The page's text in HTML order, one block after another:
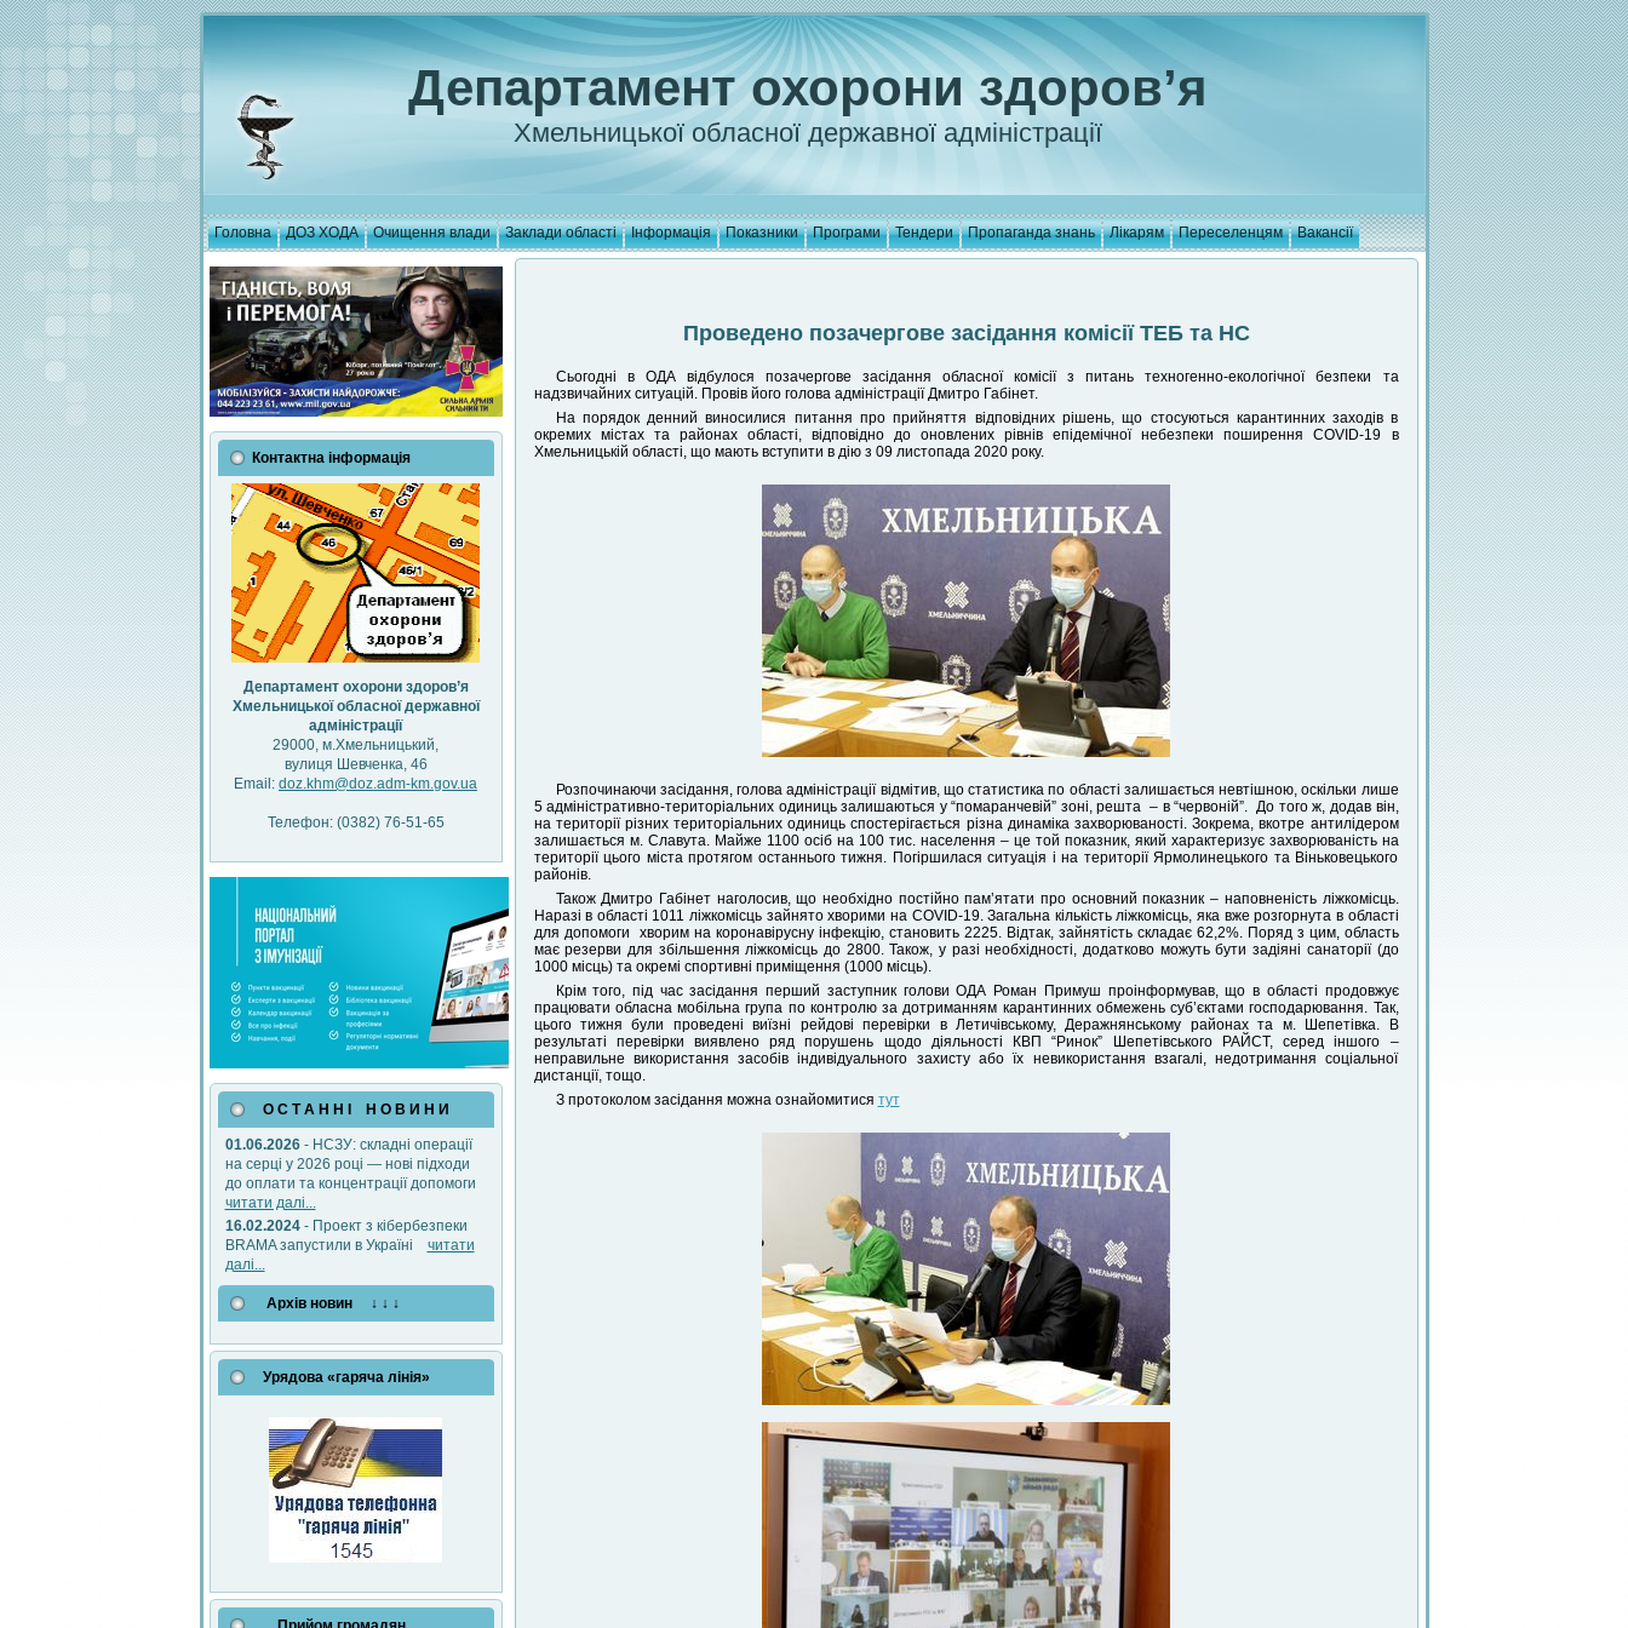
Департамент охорони здоров’я
Хмельницької обласної державної адміністрації
Головна ДОЗ ХОДА Очищення влади Заклади області Інформація Показники Програми Тендери Пропаганда знань Лікарям Переселенцям Вакансії
Контактна інформація
Департамент охорони здоров’я
Хмельницької обласної державної
адміністрації
29000, м.Хмельницький,
вулиця Шевченка, 46
Email: doz.khm@doz.adm-km.gov.ua
Телефон: (0382) 76-51-65
О С Т А Н Н І Н О В И Н И
01.06.2026- НСЗУ: складні операції
на серці у 2026 році — нові підходи
до оплати та концентрації допомоги
читати далі...
16.02.2024- Проект з кібербезпеки
BRAMA запустили в Україні читати
далі...
Архів новин ↓ ↓ ↓
Урядова «гаряча лінія»
Проведено позачергове засідання комісії ТЕБ та НС
Сьогодні в ОДА відбулося позачергове засідання обласної комісії з питань техногенно-екологічної безпеки та
надзвичайних ситуацій. Провів його голова адміністрації Дмитро Габінет.
На порядок денний виносилися питання про прийняття відповідних рішень, що стосуються карантинних заходів в
окремих містах та районах області, відповідно до оновлених рівнів епідемічної небезпеки поширення COVID-19 в
Хмельницькій області, що мають вступити в дію з 09 листопада 2020 року.
Розпочинаючи засідання, голова адміністрації відмітив, що статистика по області залишається невтішною, оскільки лише
5 адміністративно-територіальних одиниць залишаються у “помаранчевій” зоні, решта – в “червоній”. До того ж, додав він,
на території різних територіальних одиниць спостерігається різна динаміка захворюваності. Зокрема, вкотре антилідером
залишається м. Славута. Майже 1100 осіб на 100 тис. населення – це той показник, який характеризує захворюваність на
території цього міста протягом останнього тижня. Погіршилася ситуація і на території Ярмолинецького та Віньковецького
районів.
Також Дмитро Габінет наголосив, що необхідно постійно пам’ятати про основний показник – наповненість ліжкомісць.
Наразі в області 1011 ліжкомісць зайнято хворими на COVID-19. Загальна кількість ліжкомісць, яка вже розгорнута в області
для допомоги хворим на коронавірусну інфекцію, становить 2225. Відтак, зайнятість складає 62,2%. Поряд з цим, область
має резерви для збільшення ліжкомісць до 2800. Також, у разі необхідності, додатково можуть бути задіяні санаторії (до
1000 місць) та окремі спортивні приміщення (1000 місць).
Крім того, під час засідання перший заступник голови ОДА Роман Примуш проінформував, що в області продовжує
працювати обласна мобільна група по контролю за дотриманням карантинних обмежень суб’єктами господарювання. Так,
цього тижня були проведені виїзні рейдові перевірки в Летичівському, Деражнянському районах та м. Шепетівка. В
результаті перевірки виявлено ряд порушень щодо діяльності КВП “Ринок” Шепетівського РАЙСТ, серед іншого –
неправильне використання засобів індивідуального захисту або їх невикористання взагалі, недотримання соціальної
дистанції, тощо.
З протоколом засідання можна ознайомитися тут